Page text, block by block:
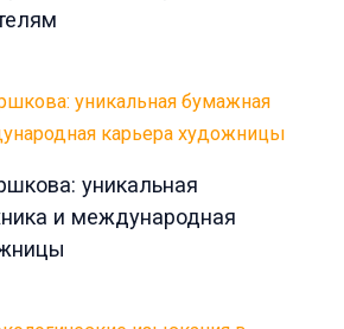
уникальная
и международная